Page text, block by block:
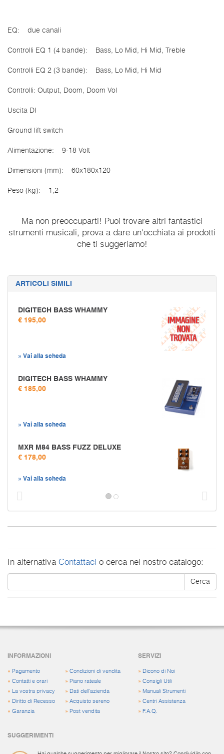
EQ: due canali
Controlli EQ 1 (4 bande): Bass, Lo Mid, Hi Mid, Treble
Controlli EQ 2 (3 bande): Bass, Lo Mid, Hi Mid
Controlli: Output, Doom, Doom Vol
Uscita DI
Ground lift switch
Alimentazione: 9-18 Volt
Dimensioni (mm): 60x180x120
Peso (kg): 1,2
Ma non preoccuparti! Puoi trovare altri fantastici
strumenti musicali, prova a dare un'occhiata ai prodotti
che ti suggeriamo!
ARTICOLI SIMILI
DIGITECH BASS WHAMMY
€ 195,00
» Vai alla scheda
DIGITECH BASS WHAMMY
€ 185,00
» Vai alla scheda
MXR M84 BASS FUZZ DELUXE
€ 178,00
» Vai alla scheda
In alternativa Contattaci o cerca nel nostro catalogo:
Cerca
INFORMAZIONI
» Pagamento
» Contatti e orari
»
La vostra privacy
» Diritto di Recesso
» Garanzia
» Condizioni di vendita
» Piano rateale
» Dati dell'azienda
» Acquisto sereno
» Post vendita
SERVIZI
» Dicono di Noi
»Consigli Utili
» Manuali Strumenti
»Centri Assistenza
» F.A.Q.
SUGGERIMENTI